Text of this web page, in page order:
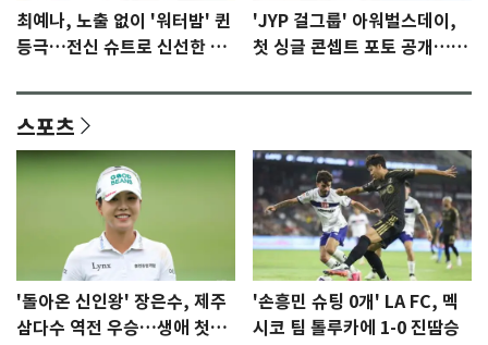
최예나, 노출 없이 '워터밤' 퀸
등극…전신 슈트로 신선한 충
'JYP 걸그룹' 아워벌스데이,
첫 싱글 콘셉트 포토 공개…청
스포츠
'돌아온 신인왕' 장은수, 제주
삼다수 역전 우승…생애 첫승
'손흥민 슈팅 0개' LA FC, 멕
시코 팀 톨루카에 1-0 진땀승